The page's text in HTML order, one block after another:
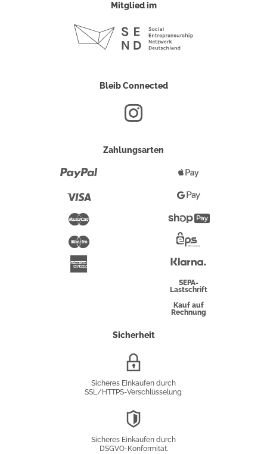
Mitglied im
Bleib Connected
Zahlungsarten
Maestro
Pay
Google
Pay
Überweisung
SEPA-
Lastschrift
Kauf auf
Rechnung
Sicherheit
Sicheres Einkaufen durch
SSL/HTTPS-Verschlüsselung.
Sicheres Einkaufen durch
DSGVO-Konformität.